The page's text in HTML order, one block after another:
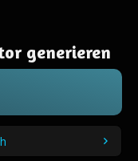
generieren